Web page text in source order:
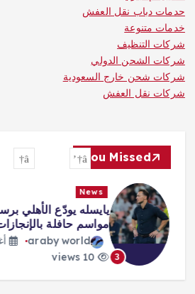
حدمات دباب نقل العفش
خدمات متنوعة
شركات التنظيف
شركات الشحن الدولي
شركات شحن خارج السعودية
شركات نقل العفش
You Missed
3
News
يايسله يودّع الأهلي
مواسم حافلة
araby world
10 views